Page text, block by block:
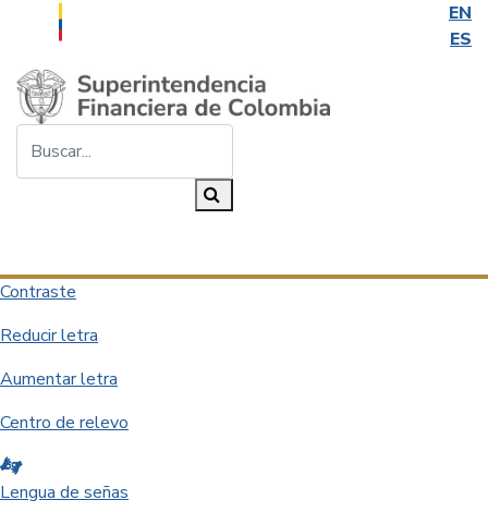
EN
ES
Saltar al contenido principal
Contraste
Reducir letra
Aumentar letra
Centro de relevo
Lengua de señas